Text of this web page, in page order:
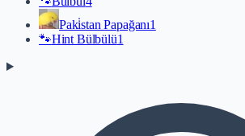
Paki̇stan Papağanı1
🐾Hint Bülbülü1